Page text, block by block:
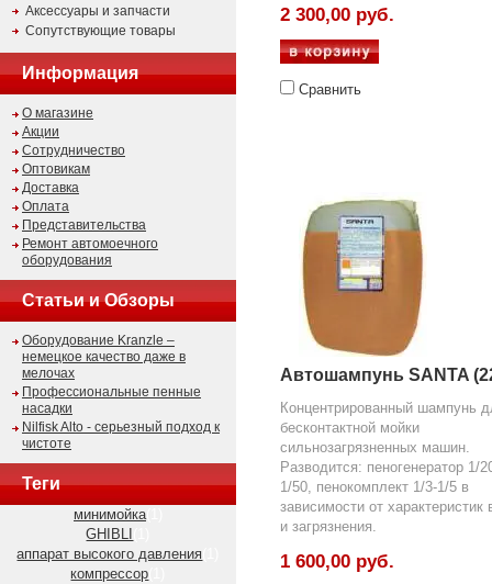
Аксессуары и запчасти
Сопутствующие товары
Информация
О магазине
Акции
Сотрудничество
Оптовикам
Доставка
Оплата
Представительства
Ремонт автомоечного
оборудования
Статьи и Обзоры
Оборудование Kranzle –
немецкое качество даже в
мелочах
Профессиональные пенные
насадки
Nilfisk Alto - серьезный подход к
чистоте
Теги
минимойка(1)
GHIBLI
аппарат высокого давления
компрессор
2 300,00 руб.
Сравнить
Автошампунь SANTA
Концентрированный шампунь
бесконтактной мойки
сильнозагрязненных машин.
Разводится: пеногенератор 1/
1/50, пенокомплект 1/3-1/5 в
зависимости от характеристик
и загрязнения.
1 600,00 руб.